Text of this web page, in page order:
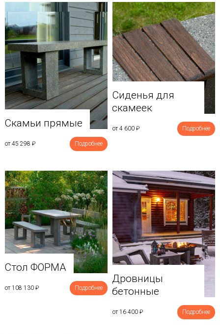
Скамьи прямые
от 45 298 ₽ Подробнее
Сиденья для
скамеек
от 4 600 ₽ Подробнее
Стол ФОРМА
от 108 130 ₽ Подробнее
Дровницы
бетонные
от 16 400 ₽ Подробнее